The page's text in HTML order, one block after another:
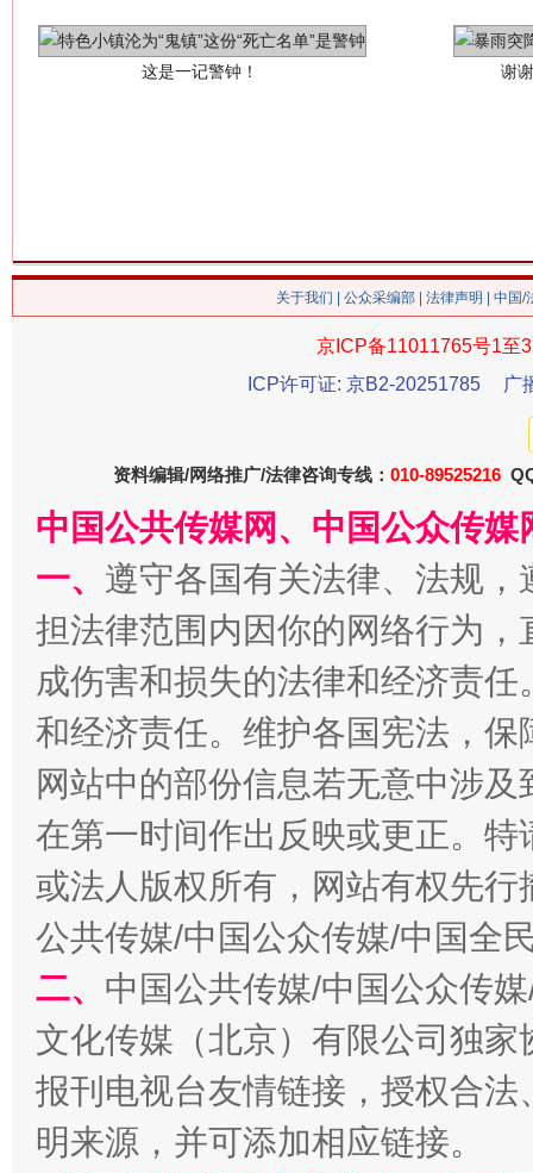
今
习近平的博鳌关键词
魏明
“刷贴”乱象丛生
关于我们 公众采编部 法律声明 | 中国
京ICP备11011765号1至
ICP许可证: 京B2-20251785
广
资料编辑/网络推广/法律咨询专线： 010-89525216
中国公共传媒网、中国公众传
一、 遵守各国有关法律、法规
担法律范围内因你的网络行为
成伤害和损失的法律和经济责
和经济责任。维护各国宪法，
网站中的部份信息若无意中涉
在第一时间作出反映或更正。
或法人版权所有，网站有权先
公共传媒/中国公众传媒/中国全
二、 中国公共传媒/中国公众传
文化传媒（北京）有限公司独
报刊电视台友情链接，授权合
明来源，并可添加相应链接。